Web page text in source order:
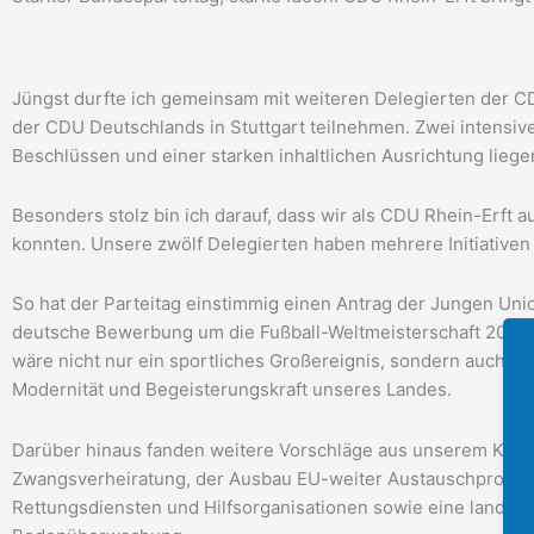
Jüngst durfte ich gemeinsam mit weiteren Delegierten der
der CDU Deutschlands in Stuttgart teilnehmen. Zwei
Beschlüssen und einer starken inhaltlichen Ausrichtung
Besonders stolz bin ich darauf, dass wir als CDU Rhein-Erft
konnten. Unsere zwölf Delegierten haben mehrere
So hat der Parteitag einstimmig einen Antrag der Jungen
deutsche Bewerbung um die Fußball-Weltmeisterschaft 2042
wäre nicht nur ein sportliches Großereignis, sondern auch
Modernität und Begeisterungskraft unseres Landes.
Darüber hinaus fanden weitere Vorschläge aus unserem
Zwangsverheiratung, der Ausbau EU-weiter
Rettungsdiensten und Hilfsorganisationen sowie eine